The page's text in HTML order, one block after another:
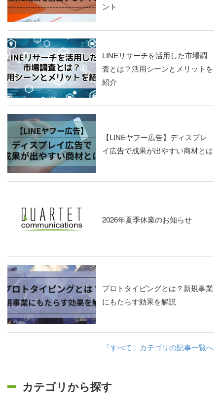
ント
LINEリサーチを活用した市場調
査とは？活用シーンとメリットを
紹介
【LINEヤフー広告】ディスプレ
イ広告で成果が出やすい商材とは
2026年夏季休業のお知らせ
プロトタイピングとは？新規事業
にもたらす効果を解説
「すべて」カテゴリの記事一覧へ
カテゴリから探す